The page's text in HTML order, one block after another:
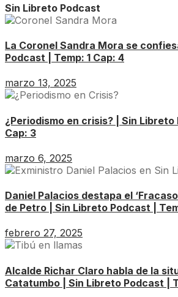
Sin Libreto Podcast
La Coronel Sandra Mora se
Podcast | Temp: 1 Cap: 4
marzo 13, 2025
¿Periodismo en crisis? | Sin Libreto
Cap: 3
marzo 6, 2025
Daniel Palacios destapa el
de Petro | Sin Libreto Podcast |
febrero 27, 2025
Alcalde Richar Claro habla de la
Catatumbo | Sin Libreto Podcast |